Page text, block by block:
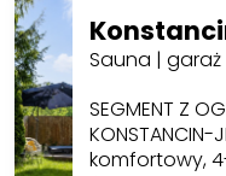
Sauna |
SEGMENT Z
KONSTANCIN-
komfortowy,